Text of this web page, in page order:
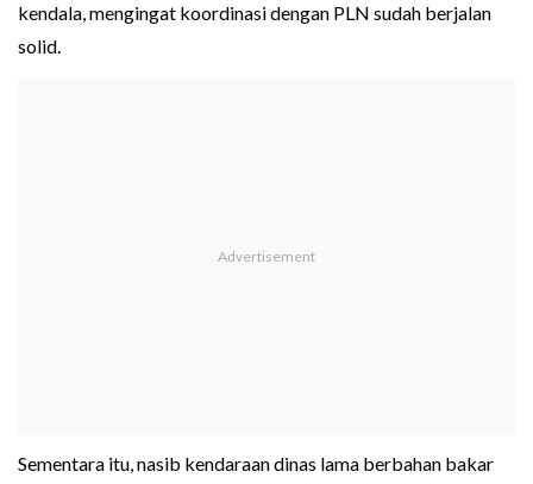
kendala, mengingat koordinasi dengan PLN sudah berjalan
solid.
Sementara itu, nasib kendaraan dinas lama berbahan bakar